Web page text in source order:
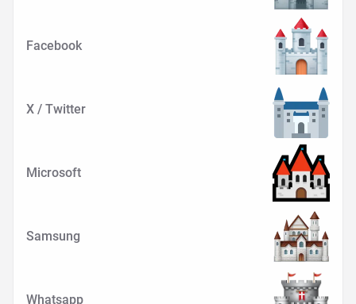
Facebook
X / Twitter
Microsoft
Samsung
Whatsapp